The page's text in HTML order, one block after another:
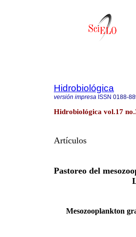
Hidrobiológica
versión impresa ISSN 0188-
Hidrobiológica vol.17
Artículos
Pastoreo del
Mesozooplankton